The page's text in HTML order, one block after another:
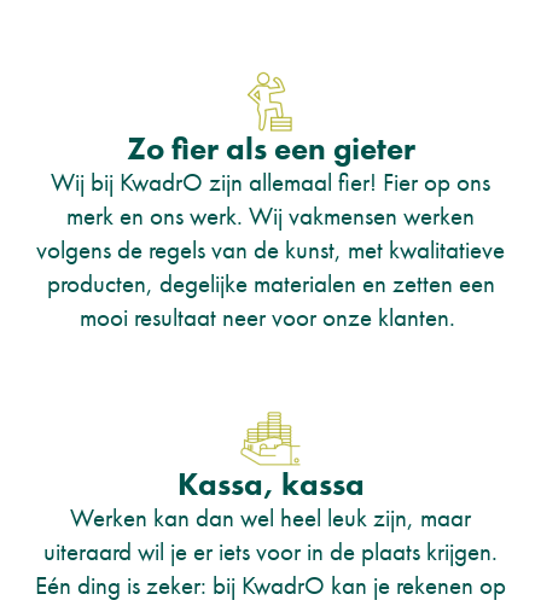
Zo fier als een gieter
Wij bij KwadrO zijn allemaal fier! Fier op ons
merk en ons werk. Wij vakmensen werken
volgens de regels van de kunst, met kwalitatieve
producten, degelijke materialen en zetten een
mooi resultaat neer voor onze klanten.
Kassa, kassa
Werken kan dan wel heel leuk zijn, maar
uiteraard wil je er iets voor in de plaats krijgen.
Eén ding is zeker: bij KwadrO kan je rekenen op